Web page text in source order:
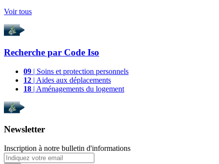
Voir tous
Recherche par Code Iso
09 | Soins et protection personnels
12 | Aides aux déplacements
18 | Aménagements du logement
Newsletter
Inscription à notre bulletin d'informations